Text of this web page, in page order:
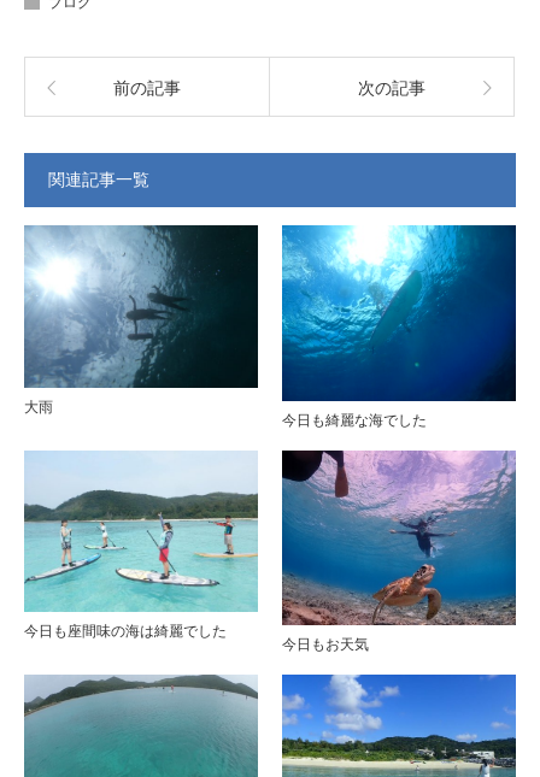
前の記事 次の記事
関連記事一覧
大雨
今日も綺麗な海でした
今日も座間味の海は綺麗でした
今日もお天気